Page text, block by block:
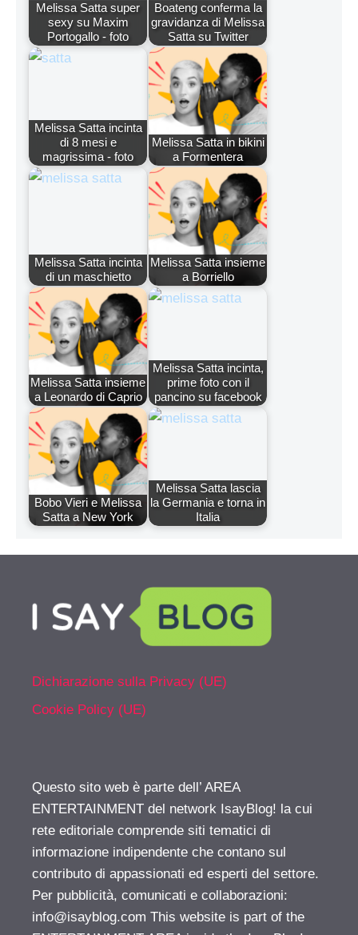
Melissa Satta super
sexy su Maxim
Portogallo - foto
Boateng conferma la
gravidanza di Melissa
Satta su Twitter
Melissa Satta incinta
di 8 mesi e
magrissima - foto
Melissa Satta in bikini
a Formentera
Melissa Satta incinta
di un maschietto
Melissa Satta insieme
a Borriello
Melissa Satta insieme
a Leonardo di Caprio
Melissa Satta incinta,
prime foto con il
pancino su facebook
Bobo Vieri e Melissa
Satta a New York
Melissa Satta lascia
la Germania e torna in
Italia
Dichiarazione sulla Privacy (UE)
Cookie Policy (UE)
Questo sito web è parte dell’ AREA
ENTERTAINMENT del network IsayBlog! la cui
rete editoriale comprende siti tematici di
informazione indipendente che contano sul
contributo di appassionati ed esperti del settore.
Per pubblicità, comunicati e collaborazioni:
info@isayblog.com This website is part of the